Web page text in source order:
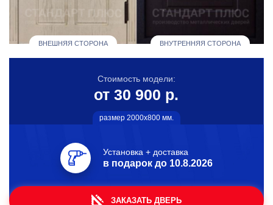
ВНЕШНЯЯ СТОРОНА ВНУТРЕННЯЯ СТОРОНА
Стоимость модели:
от 30 900 р.
размер 2000х800 мм.
Установка + доставка
в подарок до 10.8.2026
ЗАКАЗАТЬ ДВЕРЬ